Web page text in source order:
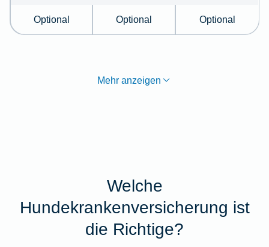
Optional Optional Optional
Mehr anzeigen
Welche
Hundekrankenversicherung ist
die Richtige?